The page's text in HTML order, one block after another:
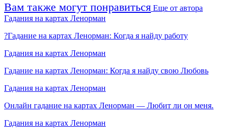
Вам также могут понравиться Еще от автора
Гадания на картах Ленорман
?Гадание на картах Ленорман: Когда я найду работу
Гадания на картах Ленорман
Гадание на картах Ленорман: Когда я найду свою Любовь
Гадания на картах Ленорман
Онлайн гадание на картах Ленорман — Любит ли он меня.
Гадания на картах Ленорман